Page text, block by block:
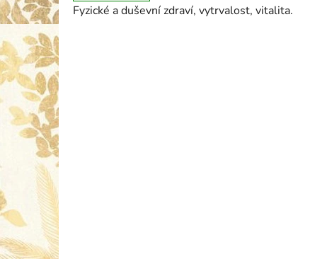
Fyzické a duševní zdraví, vytrvalost, vitalita.